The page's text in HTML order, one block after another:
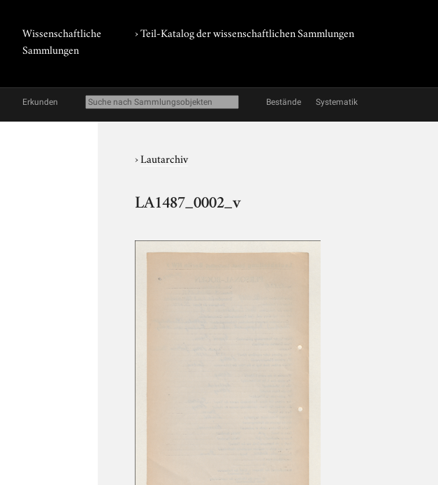
Wissenschaftliche
Sammlungen
› Teil-Katalog der wissenschaftlichen Sammlungen
Erkunden Bestände Systematik
›Lautarchiv
LA1487_0002_v